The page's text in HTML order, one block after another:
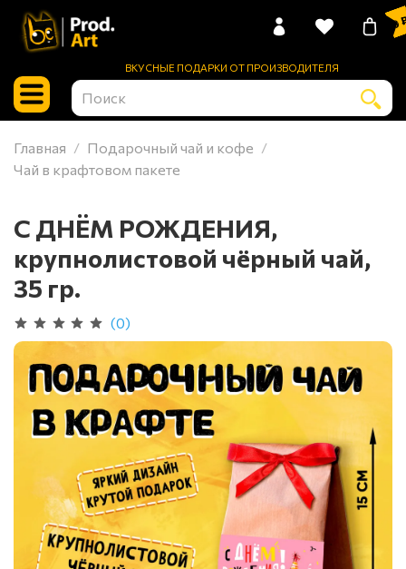
ВКУСНЫЕ ПОДАРКИ ОТ ПРОИЗВОДИТЕЛЯ
0
Главная
Подарочный чай и кофе
Чай в крафтовом пакете
С ДНЁМ РОЖДЕНИЯ,
крупнолистовой чёрный чай,
35 гр.
(0)